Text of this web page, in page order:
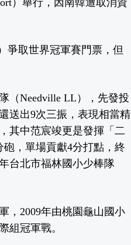
爭取世界冠軍賽門票，但
（Needville LL），先發投
送出9次三振，表現相當精
其中范宸竣更是發揮「二
，單場貢獻4分打點，終
台北市福林國小少棒隊
，2009年由桃園龜山國小
組冠軍戰。